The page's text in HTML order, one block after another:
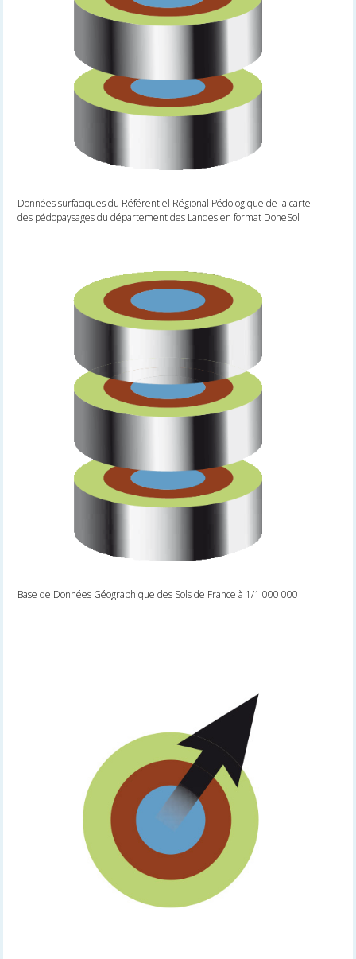
Données surfaciques du Référentiel Régional Pédologique de la carte
des pédopaysages du département des Landes en format DoneSol
Base de Données Géographique des Sols de France à 1/1 000 000